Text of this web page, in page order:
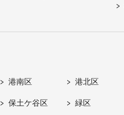
港南区 港北区
保土ケ谷区 緑区